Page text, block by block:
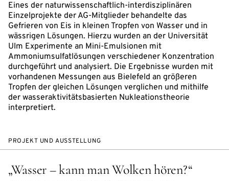
Eines der naturwissenschaftlich-interdisziplinären
Einzelprojekte der AG-Mitglieder behandelte das
Gefrieren von Eis in kleinen Tropfen von Wasser und in
wässrigen Lösungen. Hierzu wurden an der Universität
Ulm Experimente an Mini-Emulsionen mit
Ammoniumsulfatlösungen verschiedener Konzentration
durchgeführt und analysiert. Die Ergebnisse wurden mit
vorhandenen Messungen aus Bielefeld an größeren
Tropfen der gleichen Lösungen verglichen und mithilfe
der wasseraktivitätsbasierten Nukleationstheorie
interpretiert.
PROJEKT UND AUSSTELLUNG
„Wasser – kann man Wolken hören?“